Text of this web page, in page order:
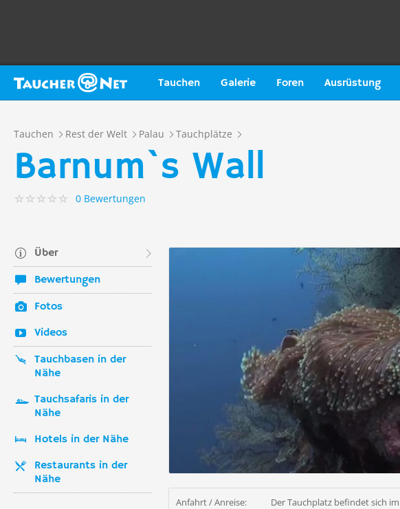
Tauchen Galerie Foren Ausrüstung
Tauchen Rest der Welt Palau Tauchplätze
Barnum`s Wall
0 Bewertungen
Über
Bewertungen
Fotos
Videos
Tauchbasen in der
Nähe
Tauchsafaris in der
Nähe
Hotels in der Nähe
Restaurants in der
Nähe
Anfahrt / Anreise:
Der Tauchplatz befindet sich im